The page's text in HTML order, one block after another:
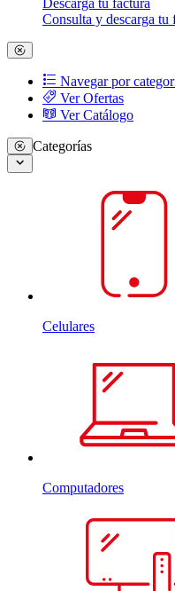
Consulta y descarga tu
Navegar por
Ver Ofertas
Ver Catálogo
Categorías
Celulares
Computadores